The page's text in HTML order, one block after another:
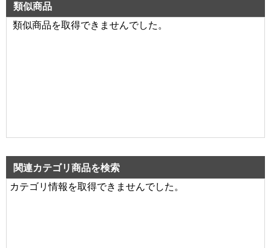
類似商品
類似商品を取得できませんでした。
関連カテゴリ商品を検索
カテゴリ情報を取得できませんでした。